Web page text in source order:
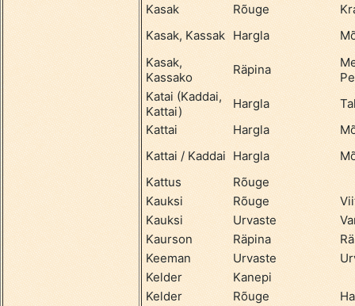
Kasak
Rõuge
Kasak, Kassak Hargla
Kasak,
Kassako
Räpina
Katai (Kaddai,
Kattai)
Hargla
Kattai
Hargla
Kattai / Kaddai Hargla
Kattus
Rõuge
Kauksi
Rõuge
Kauksi
Urvaste
Kaurson
Räpina
Keeman
Urvaste
Kelder
Kanepi
Kelder
Rõuge